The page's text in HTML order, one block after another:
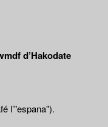
d’Hakodate
l’"espana").